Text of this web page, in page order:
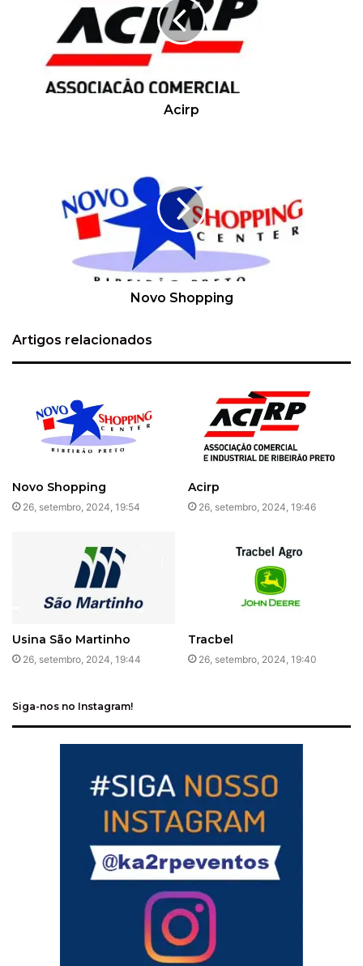
e
Acirp
Novo Shopping
Artigos relacionados
Novo Shopping
26, setembro, 2024, 19:54
Acirp
26, setembro, 2024, 19:46
Usina São Martinho
26, setembro, 2024, 19:44
Tracbel
26, setembro, 2024, 19:40
Siga-nos no Instagram!